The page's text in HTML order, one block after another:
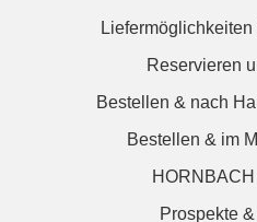
Reservieren
Bestellen & nach
Bestellen & im
Prospekte